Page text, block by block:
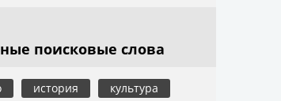
поисковые слова
история
культура